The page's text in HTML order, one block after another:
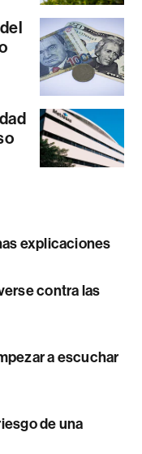
explicaciones
contra las
a escuchar
de una